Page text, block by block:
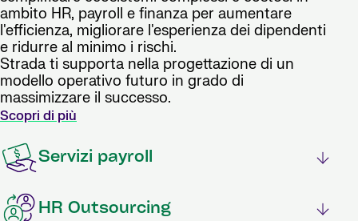
ambito HR, payroll e finanza per aumentare
l'efficienza, migliorare l'esperienza dei dipendenti
e ridurre al minimo i rischi.
Strada ti supporta nella progettazione di un
modello operativo futuro in grado di
massimizzare il successo.
Scopri di più
Servizi payroll
HR Outsourcing